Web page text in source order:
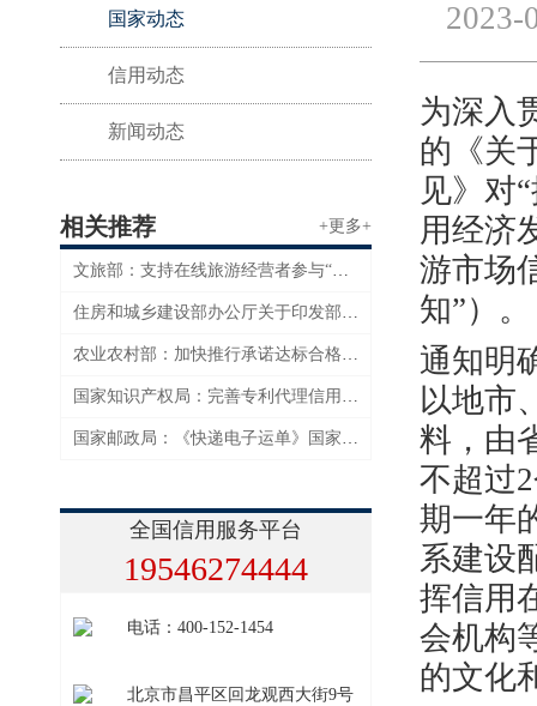
国家动态
信用动态
新闻动态
相关推荐 +更多+
文旅部：支持在线旅游经营者参与“信用经济”发展试点工作
住房和城乡建设部办公厅关于印发部2023年信用体系建设工作要点的通知
农业农村部：加快推行承诺达标合格证制度和风险防控机制建设
国家知识产权局：完善专利代理信用监管机制
国家邮政局：《快递电子运单》国家标准强化个人信息保护
全国信用服务平台
19546274444
电话：400-152-1454
北京市昌平区回龙观西大街9号
2023-
为深入
的《关
见》对
用经济
游市场
知”）。
通知明
以地市
料，由
不超过
期一年
系建设
挥信用
会机构
的文化